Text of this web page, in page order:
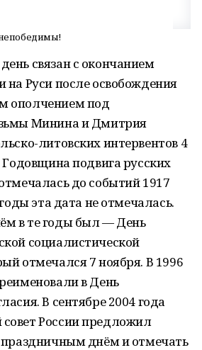
связан с окончанием
на Руси после освобождения
ополчением под
Минина и Дмитрия
литовских интервентов 4
Годовщина подвига русских
до событий 1917
эта дата не отмечалась.
в те годы был — День
социалистической
отмечался 7 ноября. В 1996
в День
В сентябре 2004 года
России предложил
праздничным днём и отмечать